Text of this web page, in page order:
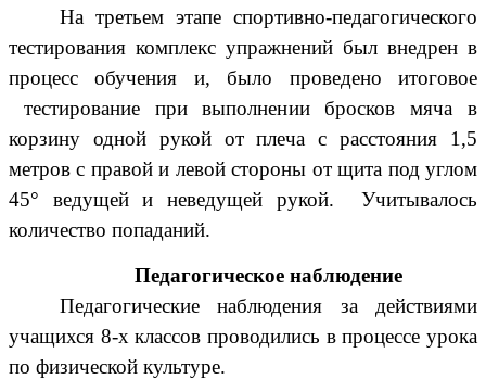
На третьем этапе спортивно-педагогического
тестирования комплекс упражнений был внедрен в
процесс обучения и, было проведено итоговое
тестирование при выполнении бросков мяча в
корзину одной рукой от плеча с расстояния 1,5
метров с правой и левой стороны от щита под углом
45° ведущей и неведущей рукой. Учитывалось
количество попаданий.
Педагогическое наблюдение
Педагогические наблюдения за действиями
учащихся 8-х классов проводились в процессе урока
по физической культуре.